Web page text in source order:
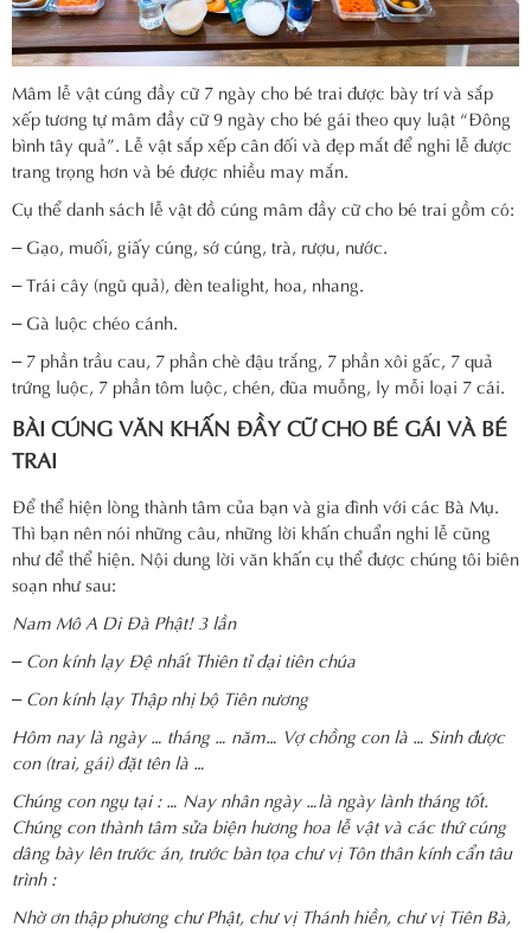
Mâm lễ vật cúng đầy cữ 7 ngày cho bé trai được bày trí và sắp
xếp tương tự mâm đầy cữ 9 ngày cho bé gái theo quy luật “Đông
bình tây quả”. Lễ vật sắp xếp cân đối và đẹp mắt để nghi lễ được
trang trọng hơn và bé được nhiều may mắn.
Cụ thể danh sách lễ vật đồ cúng mâm đầy cữ cho bé trai gồm có:
– Gạo, muối, giấy cúng, sớ cúng, trà, rượu, nước.
– Trái cây (ngũ quả), đèn tealight, hoa, nhang.
– Gà luộc chéo cánh.
– 7 phần trầu cau, 7 phần chè đậu trắng, 7 phần xôi gấc, 7 quả
trứng luộc, 7 phần tôm luộc, chén, đũa muỗng, ly mỗi loại 7 cái.
BÀI CÚNG VĂN KHẤN ĐẦY CỮ CHO BÉ GÁI VÀ BÉ
TRAI
Để thể hiện lòng thành tâm của bạn và gia đình với các Bà Mụ.
Thì bạn nên nói những câu, những lời khấn chuẩn nghi lễ cũng
như để thể hiện. Nội dung lời văn khấn cụ thể được chúng tôi biên
soạn như sau:
Nam Mô A Di Đà Phật! 3 lần
– Con kính lạy Đệ nhất Thiên tỉ đại tiên chúa
– Con kính lạy Thập nhị bộ Tiên nương
Hôm nay là ngày … tháng … năm… Vợ chồng con là … Sinh được
con (trai, gái) đặt tên là …
Chúng con ngụ tại : … Nay nhân ngày …là ngày lành tháng tốt.
Chúng con thành tâm sửa biện hương hoa lễ vật và các thứ cúng
dâng bày lên trước án, trước bàn tọa chư vị Tôn thân kính cẩn tâu
trình :
Nhờ ơn thập phương chư Phật, chư vị Thánh hiền, chư vị Tiên Bà,